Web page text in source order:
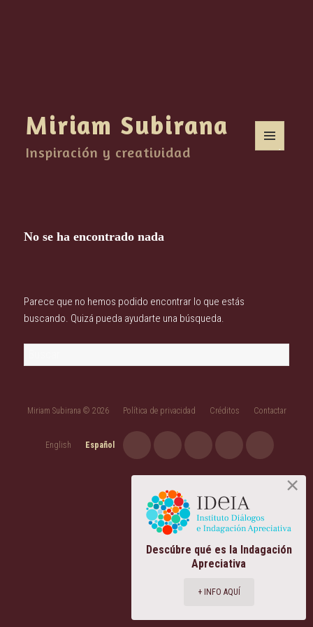
Miriam Subirana
Inspiración y creatividad
No se ha encontrado nada
Parece que no hemos podido encontrar lo que estás
buscando. Quizá pueda ayudarte una búsqueda.
Miriam Subirana © 2026 Política de privacidad Créditos Contactar
English Español
Descúbre qué es la Indagación
Apreciativa
+ INFO AQUÍ